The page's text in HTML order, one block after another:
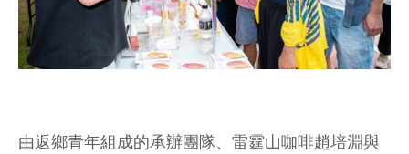
由返鄉青年組成的承辦團隊、雷霆山咖啡趙培淵與